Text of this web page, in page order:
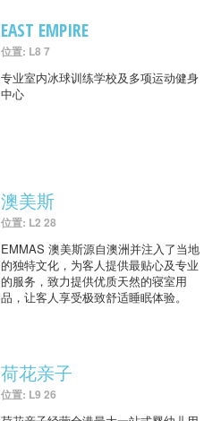
EAST EMPIRE
位置: L8 7
专业室内冰球训练学校及多项运动健身
中心
澳美斯
位置: L2 28
EMMAS 澳美斯源自澳洲并注入了当地
的独特文化，为客人提供最贴心及专业
的服务，致力提供优质天然的寝室用
品，让客人享受极致舒适睡眠体验。
荷花亲子
位置: L9 26